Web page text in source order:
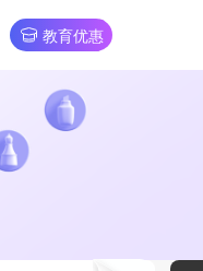
教育优惠